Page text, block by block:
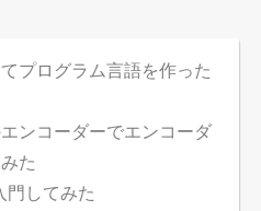
プログラム言語を作った
ンコーダーでエンコーダ
た
門してみた